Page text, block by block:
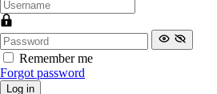
Remember me
Forgot password
Log in